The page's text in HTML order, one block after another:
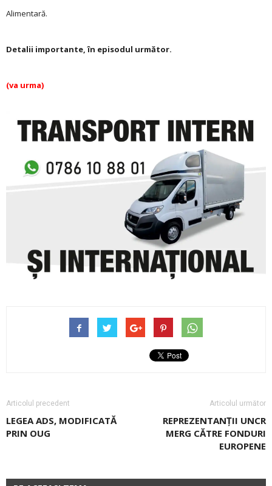
Alimentară.
Detalii importante, în episodul următor.
(va urma)
Articolul precedent
LEGEA ADS, MODIFICATĂ
PRIN OUG
Articolul următor
REPREZENTANŢII UNCR
MERG CĂTRE FONDURI
EUROPENE